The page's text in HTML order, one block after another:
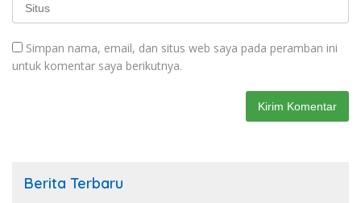
Simpan nama, email, dan situs web saya pada peramban ini
untuk komentar saya berikutnya.
Berita Terbaru